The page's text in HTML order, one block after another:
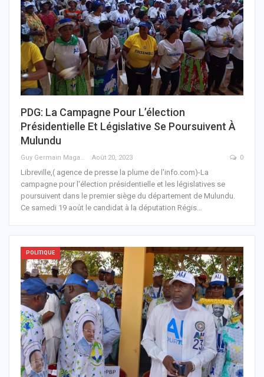
PDG: La Campagne Pour L’élection
Présidentielle Et Législative Se Poursuivent À
Mulundu
Août 20, 2023 0
Libreville,( agence de presse la plume de l'info.com)-La
campagne pour l'élection présidentielle et les législatives se
poursuivent dans le premier siège du département de Mulundu.
Ce samedi 19 août le candidat à la députation Régis
POLITIQUE